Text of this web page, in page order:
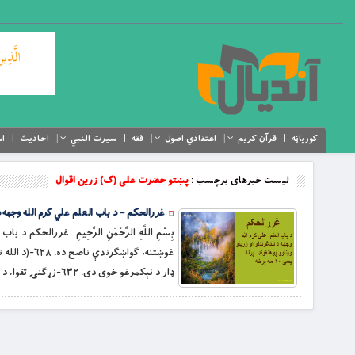
کورپاڼه قرآن کریم اعتقادي اصول فقه سیرت النبي احادیث
لیست خبرهای برچسب :پښتو حضرت علی (ک) زرین اقوال
غررالحکم – د باب العلم علي کرم الله وجهه د
ډار د نېکمرغو خوی دی. ۶۳۲-زړګنۍ تقوا، د متقیانو خوی دی. […]